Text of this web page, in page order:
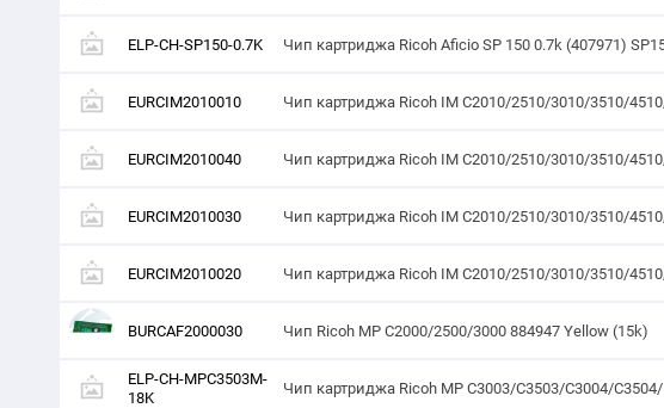
ELP-CH-SP150-0.7K Чип картриджа Ricoh Aficio SP 150 0.7k (407971)
EURCIM2010010 Чип картриджа Ricoh IM C2010/2510/3010/3510/
EURCIM2010040 Чип картриджа Ricoh IM C2010/2510/3010/3510/
EURCIM2010030 Чип картриджа Ricoh IM C2010/2510/3010/3510/
EURCIM2010020 Чип картриджа Ricoh IM C2010/2510/3010/3510/
BURCAF2000030 Чип Ricoh MP C2000/2500/3000 884947 Yellow (15k)
ELP-CH-MPC3503M-
18K
Чип картриджа Ricoh MP C3003/C3503/C3004/